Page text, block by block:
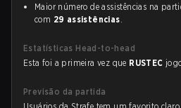
Maior número de assistências na
com 29 assistências.
Estatísticas Head-to-head
Esta foi a primeira vez que RUSTEC
Previsão da partida